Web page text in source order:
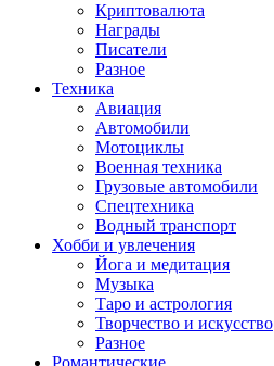
Криптовалюта
Награды
Писатели
Разное
Техника
Авиация
Автомобили
Мотоциклы
Военная техника
Грузовые автомобили
Спецтехника
Водный транспорт
Хобби и увлечения
Йога и медитация
Музыка
Таро и астрология
Творчество и искусство
Разное
Романтические